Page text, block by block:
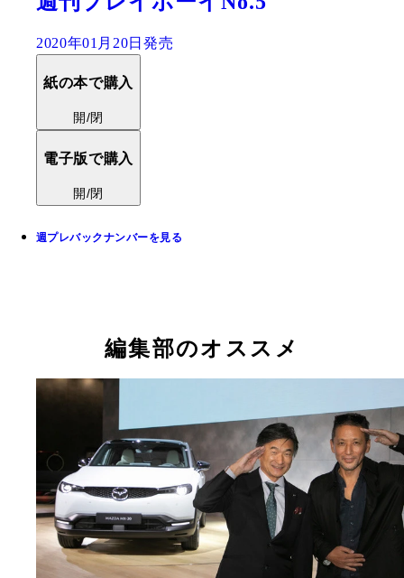
2020年01月20日発売
紙の本で購入
開/閉
電子版で購入
開/閉
週プレバックナンバーを見る
編集部のオススメ